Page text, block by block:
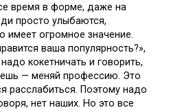
время в форме, даже на
просто улыбаются,
имеет огромное значение.
ваша популярность?»,
кокетничать и говорить,
— меняй профессию. Это
расслабиться. Поэтому надо
нет наших. Но это все